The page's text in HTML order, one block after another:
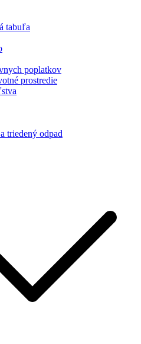
tabuľa
poplatkov
prostredie
triedený odpad